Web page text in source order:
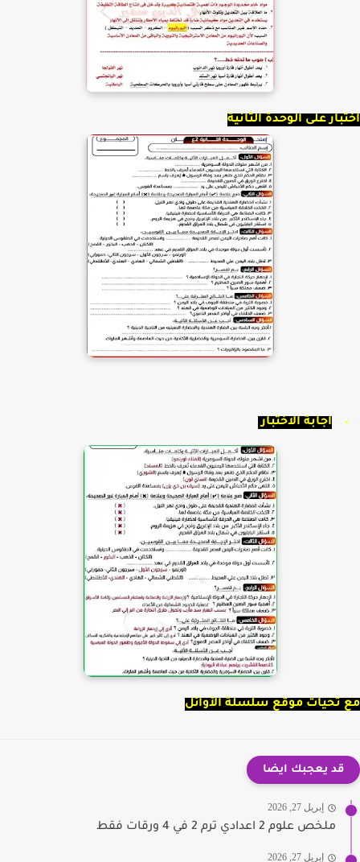
على الوحدة الثانية
اجابة الاختبار
تحيات موقع سلسلة الأوائل
قد يعجبك ايضا
إبريل 27, 2026
ملخص علوم 2 اعدادي ترم 2 في 4 ورقات فقط
إبريل 27, 2026